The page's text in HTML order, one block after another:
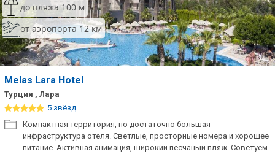
до пляжа 100 м
от аэропорта 12 км
Melas Lara Hotel
Турция , Лара
5 звёзд
Компактная территория, но достаточно большая
инфраструктура отеля. Светлые, просторные номера и хорошее
питание. Активная анимация, широкий песчаный пляж. Советуем